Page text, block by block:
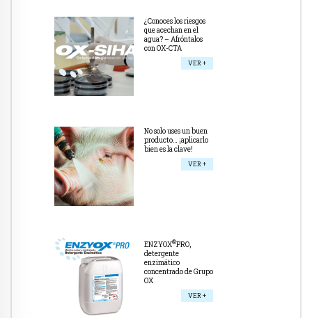
¿Conoces los riesgos
que acechan en el
agua? – Afróntalos
con OX-CTA
VER +
No solo uses un buen
producto… ¡aplicarlo
bien es la clave!
VER +
ENZYOX®PRO,
detergente
enzimático
concentrado de Grupo
OX
VER +